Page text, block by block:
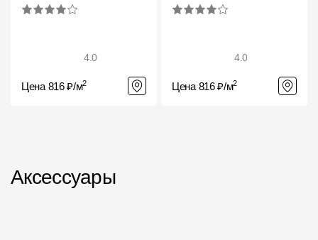
4.0
Цена 816 ₽/м2
4.0
Цена 816 ₽/м2
Аксессуары